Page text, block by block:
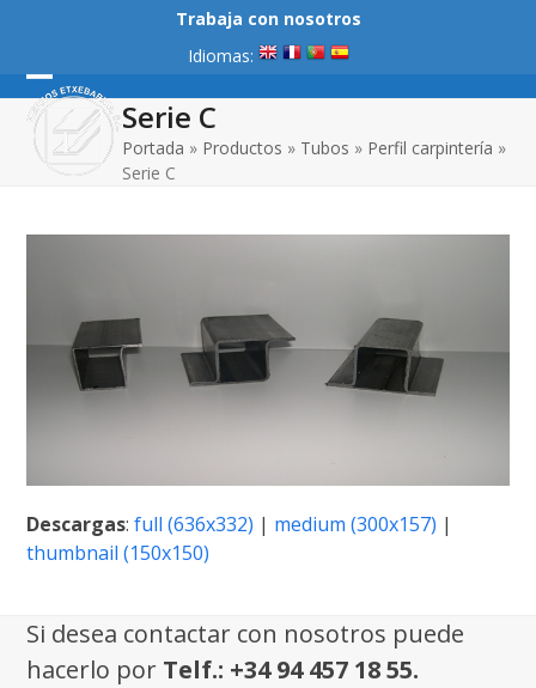
content
Trabaja con nosotros
Idiomas:
Open
mobile
menu
Close
mobile
menu
Serie C
Portada » Productos » Tubos » Perfil carpintería »
Serie C
Descargas:full (636x332) | medium (300x157) |
thumbnail (150x150)
Si desea contactar con nosotros puede
hacerlo por Telf.: +34 94 457 18 55.